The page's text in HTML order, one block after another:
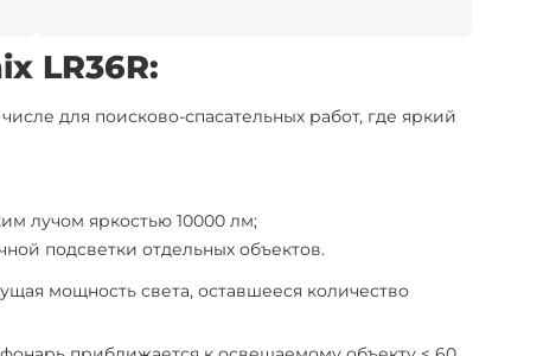
LR36R:
для поисково-спасательных работ, где яркий
лучом яркостью 10000 лм;
подсветки отдельных объектов.
мощность света, оставшееся количество